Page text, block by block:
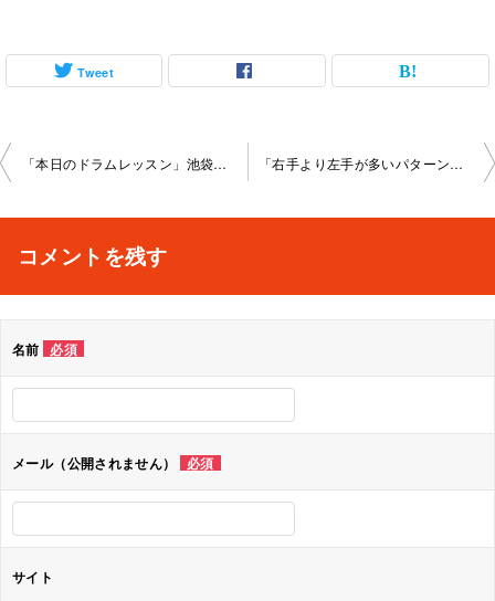
Tweet
投
ビ
シ
ョ
ン
「本日のドラムレッスン」池袋教室2024-04-14-no0014-1044 「右手より左手が多いパターン」池袋教室2024-05-16-no0014-1042
コメントを残す
名前 必須
メール（公開されません） 必須
サイト